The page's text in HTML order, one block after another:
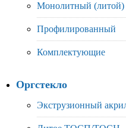
Монолитный (литой)
Профилированный
Комплектующие
Оргстекло
Экструзионный